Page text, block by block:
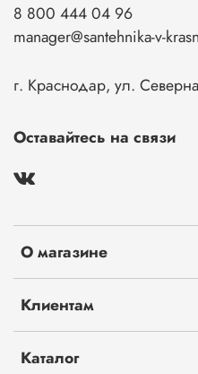
О магазине
Клиентам
Каталог
8 800 444 04 96
manager@santehnika-v-
г. Краснодар, ул.
Оставайтесь на связи